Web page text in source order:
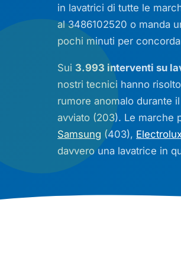
in lavatrici di tutte le
al 3486102520 o manda
pochi minuti per
Sui 3.993 interventi su
nostri tecnici hanno
rumore anomalo durante
avviato (203). Le marche
Samsung (403),
davvero una lavatrice in